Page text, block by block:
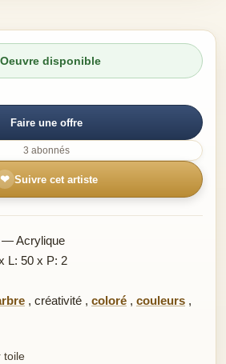
Oeuvre disponible
Faire une offre
3 abonnés
❤ Suivre cet artiste
— Acrylique
L: 50 x P: 2
, créativité , coloré , couleurs ,
toile